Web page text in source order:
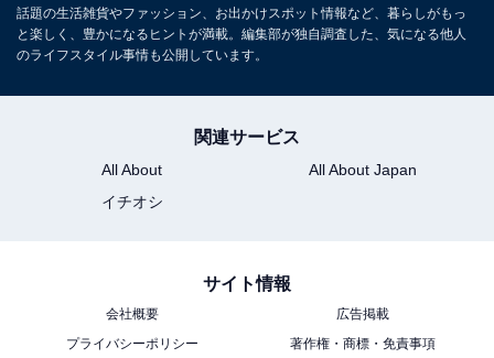
サブウーファー カロッツェリア
話題の生活雑貨やファッション、お出かけスポット情報など、暮らしがもっ
と楽しく、豊かになるヒントが満載。編集部が独自調査した、気になる他人
のライフスタイル事情も公開しています。
関連サービス
All About
All About Japan
イチオシ
サイト情報
会社概要
広告掲載
プライバシーポリシー
著作権・商標・免責事項